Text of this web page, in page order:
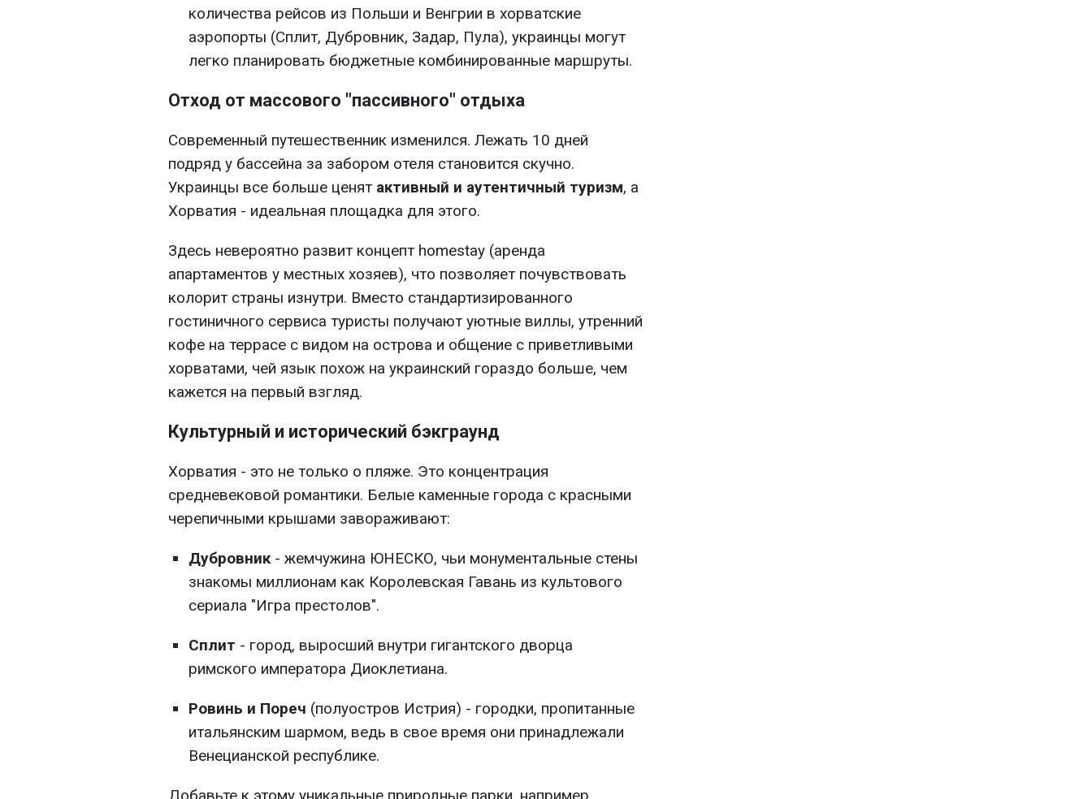
количества рейсов из Польши и Венгрии в хорватские
аэропорты (Сплит, Дубровник, Задар, Пула), украинцы могут
легко планировать бюджетные комбинированные маршруты.
Отход от массового "пассивного" отдыха
Современный путешественник изменился. Лежать 10 дней
подряд у бассейна за забором отеля становится скучно.
Украинцы все больше ценят активный и аутентичный туризм, а
Хорватия - идеальная площадка для этого.
Здесь невероятно развит концепт homestay (аренда
апартаментов у местных хозяев), что позволяет почувствовать
колорит страны изнутри. Вместо стандартизированного
гостиничного сервиса туристы получают уютные виллы, утренний
кофе на террасе с видом на острова и общение с приветливыми
хорватами, чей язык похож на украинский гораздо больше, чем
кажется на первый взгляд.
Культурный и исторический бэкграунд
Хорватия - это не только о пляже. Это концентрация
средневековой романтики. Белые каменные города с красными
черепичными крышами завораживают:
Дубровник- жемчужина ЮНЕСКО, чьи монументальные стены
знакомы миллионам как Королевская Гавань из культового
сериала "Игра престолов".
Сплит - город, выросший внутри гигантского дворца
римского императора Диоклетиана.
Ровинь и Пореч (полуостров Истрия) - городки, пропитанные
итальянским шармом, ведь в свое время они принадлежали
Венецианской республике.